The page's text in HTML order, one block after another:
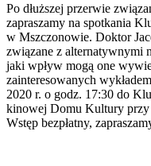
Po dłuższej przerwie
zapraszamy na spotkania
w Mszczonowie. Doktor
związane z alternatywnymi
jaki wpływ mogą one
zainteresowanych
2020 r. o godz. 17:30 do
kinowej Domu Kultury przy
Wstęp bezpłatny,